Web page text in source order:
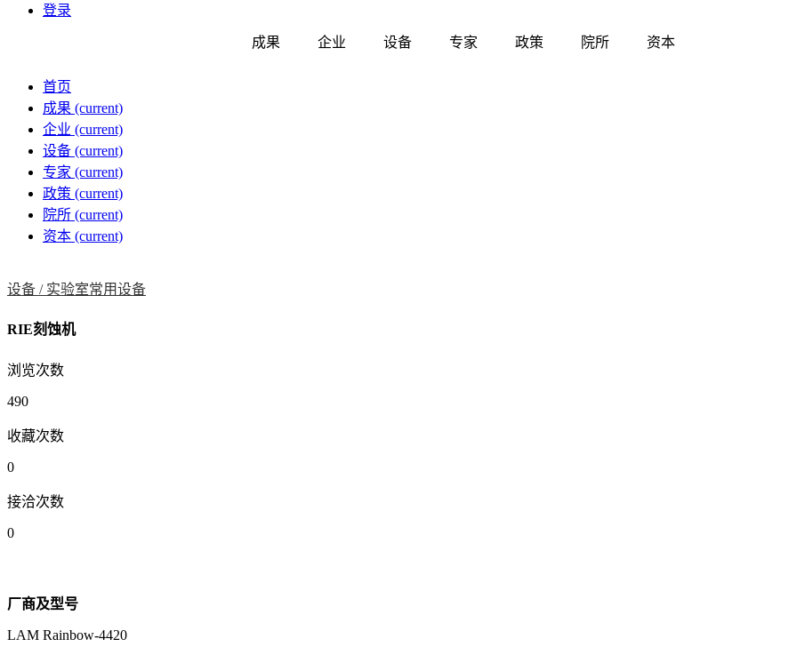
登录
成果 企业 设备 专家 政策 院所 资本
首页
成果 (current)
企业 (current)
设备 (current)
专家 (current)
政策 (current)
院所 (current)
资本 (current)
设备 / 实验室常用设备
RIE刻蚀机
浏览次数
490
收藏次数
0
接洽次数
0
厂商及型号
LAM Rainbow-4420